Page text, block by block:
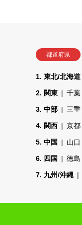
都道府県
1. 東北/北海道
2. 関東 千葉
3. 中部 三重
4. 関西 京都
5. 中国 山口
6. 四国 徳島
7. 九州/沖縄